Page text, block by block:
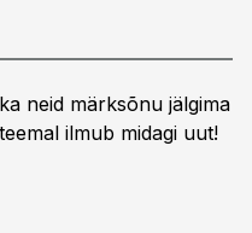
neid märksõnu jälgima
ilmub midagi uut!